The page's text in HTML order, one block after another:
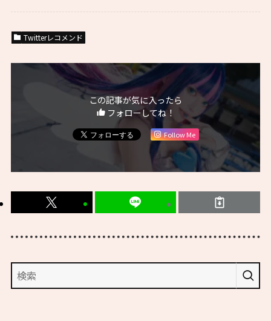
Twitterレコメンド
この記事が気に入ったら
フォローしてね！
Follow Me